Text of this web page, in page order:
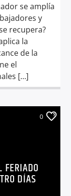
se amplía
y
recupera?
la
de la
el
[…]
0
FERIADO
DÍAS